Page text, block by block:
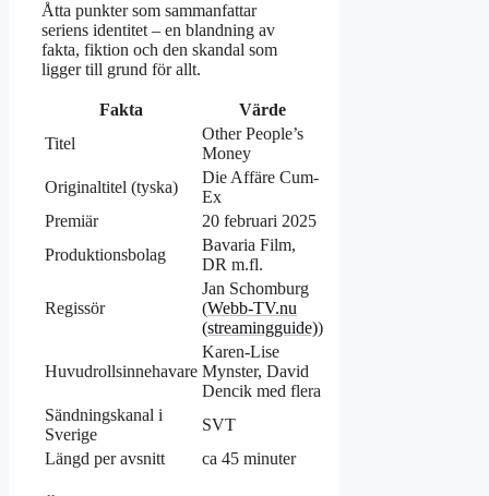
Åtta punkter som sammanfattar
seriens identitet – en blandning av
fakta, fiktion och den skandal som
ligger till grund för allt.
Fakta
Värde
Titel
Other People’s
Money
Originaltitel (tyska)
Die Affäre Cum-
Ex
Premiär
20 februari 2025
Produktionsbolag
Bavaria Film,
DR m.fl.
Regissör
Jan Schomburg
(Webb-TV.nu
(streamingguide))
Huvudrollsinnehavare
Karen-Lise
Mynster, David
Dencik med flera
Sändningskanal i
Sverige
SVT
Längd per avsnitt
ca 45 minuter